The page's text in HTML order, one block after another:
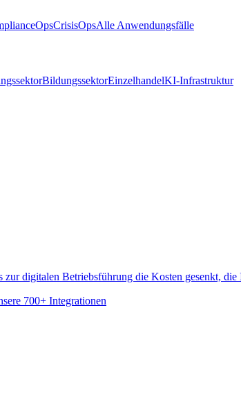
CrisisOpsAlle Anwendungsfälle
BildungssektorEinzelhandelKI-Infrastruktur
zur digitalen Betriebsführung die Kosten gesenkt,
700+ Integrationen